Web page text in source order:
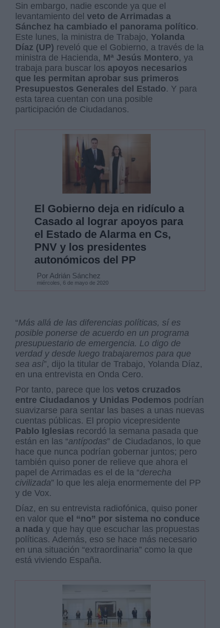
Sin embargo, nadie esconde ya que el
levantamiento delveto de Arrimadas a
Sánchez ha cambiado el panorama político.
Este lunes, la ministra de Trabajo, Yolanda
Díaz (UP) reveló que el Gobierno, a través de la
ministra de Hacienda, Mª Jesús Montero, ya
trabaja para buscar los apoyos necesarios
que les permitan aprobar sus primeros
Presupuestos Generales del Estado. Y para
esta tarea cuentan con una posible
participación de Ciudadanos.
El Gobierno deja en ridículo a
Casado al lograr apoyos para
el Estado de Alarma en Cs,
PNV y los presidentes
autonómicos del PP
Por Adrián Sánchez
miércoles, 6 de mayo de 2020
“Más allá de las diferencias políticas, sí es
posible ponerse de acuerdo en un programa
presupuestario de emergencia. Lo digo de
verdad y desde luego trabajaremos para que
sea así”, dijo la titular de Trabajo, Yolanda Díaz,
en una entrevista en Onda Cero.
Por tanto, parece que losvetos cruzados
entre Ciudadanos y Unidas Podemos podrían
suavizarse para sentar las bases a unas nuevas
cuentas públicas. El propio vicepresidente
Pablo Iglesias recordó la semana pasada que
están en las “antípodas” de Ciudadanos, lo que
hace que nunca podrían gobernar juntos; pero
también quiso poner de relieve que ahora el
papel de Arrimadas es el de la “derecha
civilizada” lo que les aleja enormemente del PP
y de Vox.
Díaz, en su entrevista radiofónica, quiso poner
en valor que el “no” por sistema no conduce
a nada y que hay que escuchar las propuestas
políticas. Además, eso se hace más necesario
en una situación “extraordinaria” como la que
está viviendo España.